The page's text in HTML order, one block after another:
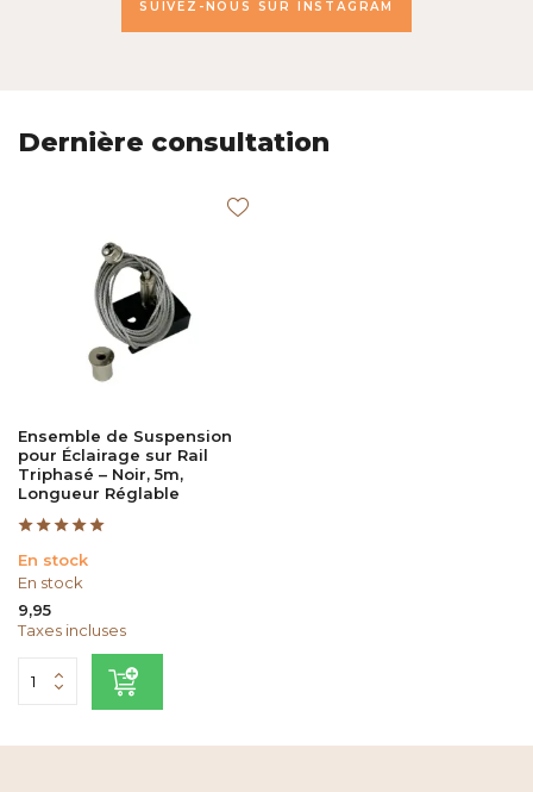
SUIVEZ-NOUS SUR INSTAGRAM
Dernière consultation
Ensemble de Suspension
pour Éclairage sur Rail
Triphasé – Noir, 5m,
Longueur Réglable
En stock
En stock
9,95
Taxes incluses